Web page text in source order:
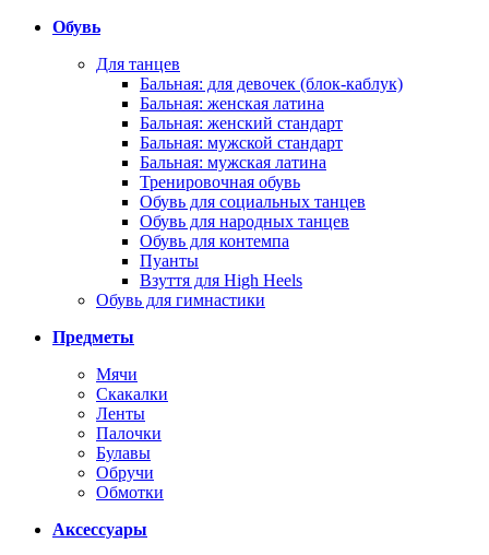
Обувь
Для танцев
Бальная: для девочек (блок-каблук)
Бальная: женская латина
Бальная: женский стандарт
Бальная: мужской стандарт
Бальная: мужская латина
Тренировочная обувь
Обувь для социальных танцев
Обувь для народных танцев
Обувь для контемпа
Пуанты
Взуття для High Heels
Обувь для гимнастики
Предметы
Мячи
Скакалки
Ленты
Палочки
Булавы
Обручи
Обмотки
Аксессуары